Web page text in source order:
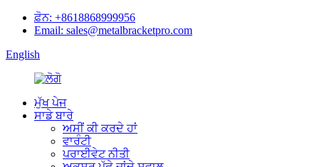
ਫ਼ੋਨ: +8618868999956
Email: sales@metalbracketpro.com
English
ਮੁੱਖ ਪੇਜ
ਸਾਡੇ ਬਾਰੇ
ਅਸੀਂ ਕੀ ਕਰਦੇ ਹਾਂ
ਵਾਰੰਟੀ
ਪਰਾਈਵੇਟ ਨੀਤੀ